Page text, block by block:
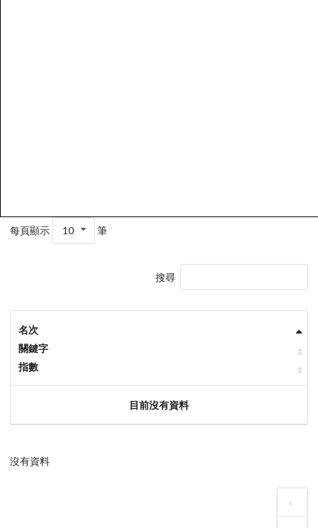
每頁顯示 10 筆
搜尋
名次
關鍵字
指數
目前沒有資料
沒有資料
‹